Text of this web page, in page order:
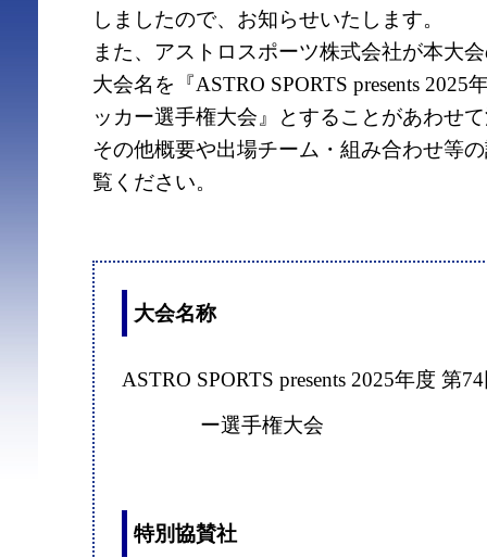
しましたので、お知らせいたします。
また、アストロスポーツ株式会社が本大
大会名を『ASTRO SPORTS presents 2025
ッカー選手権大会』とすることがあわせ
その他概要や出場チーム・組み合わせ等
覧ください。
大会名称
ASTRO SPORTS presents 2025年度 第
ー選手権大会
特別協賛社